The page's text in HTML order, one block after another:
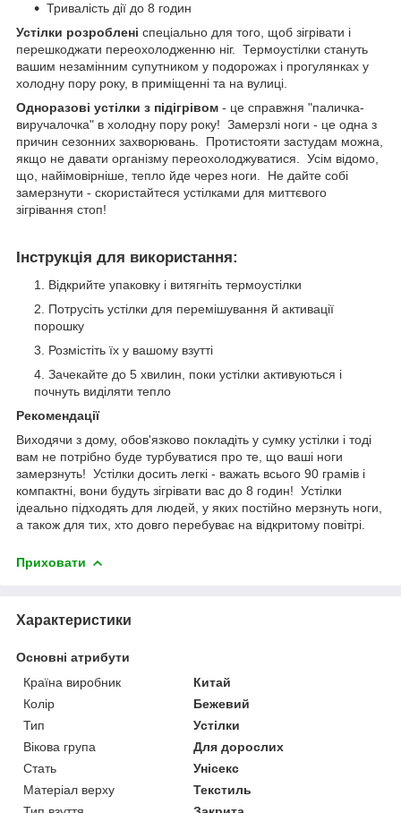
Тривалість дії до 8 годин
Устілки розроблені спеціально для того, щоб зігрівати і
перешкоджати переохолодженню ніг. Термоустілки стануть
вашим незамінним супутником у подорожах і прогулянках у
холодну пору року, в приміщенні та на вулиці.
Одноразові устілки з підігрівом - це справжня "паличка-
виручалочка" в холодну пору року! Замерзлі ноги - це одна з
причин сезонних захворювань. Протистояти застудам можна,
якщо не давати організму переохолоджуватися. Усім відомо,
що, найімовірніше, тепло йде через ноги. Не дайте собі
замерзнути - скористайтеся устілками для миттєвого
зігрівання стоп!
Інструкція для використання:
Відкрийте упаковку і витягніть термоустілки
Потрусіть устілки для перемішування й активації
порошку
Розмістіть їх у вашому взутті
Зачекайте до 5 хвилин, поки устілки активуються і
почнуть виділяти тепло
Рекомендації
Виходячи з дому, обов'язково покладіть у сумку устілки і тоді
вам не потрібно буде турбуватися про те, що ваші ноги
замерзнуть! Устілки досить легкі - важать всього 90 грамів і
компактні, вони будуть зігрівати вас до 8 годин! Устілки
ідеально підходять для людей, у яких постійно мерзнуть ноги,
а також для тих, хто довго перебуває на відкритому повітрі.
Приховати
Характеристики
Основні атрибути
Країна виробник
Китай
Колір
Бежевий
Тип
Устілки
Вікова група
Для дорослих
Стать
Унісекс
Матеріал верху
Текстиль